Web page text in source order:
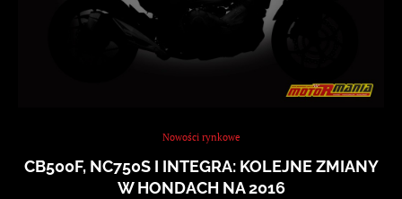
Nowości rynkowe
CB500F, NC750S I INTEGRA: KOLEJNE ZMIANY
W HONDACH NA 2016